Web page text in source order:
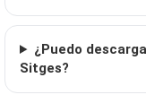
¿Puedo
Sitges?